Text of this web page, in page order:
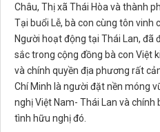
Châu, Thị xã Thái Hòa và thành
Tại buổi Lễ, bà con cùng tôn vinh
Người hoạt động tại Thái Lan, đã
sắc trong cộng đồng bà con Việt
và chính quyền địa phương rất
Chí Minh là người đặt nền móng
nghị Việt Nam- Thái Lan và chính
tình hữu nghị đó.